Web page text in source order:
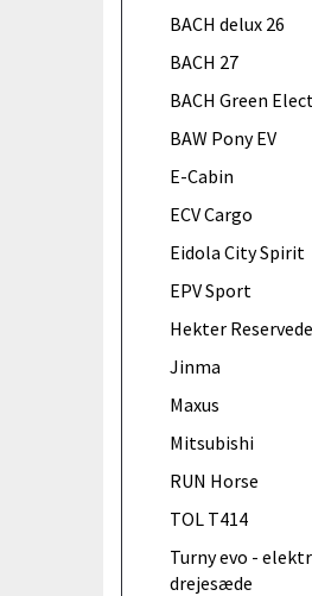
BACH delux 26
BACH 27
BACH Green
BAW Pony EV
E-Cabin
ECV Cargo
Eidola City Spirit
EPV Sport
Hekter
Jinma
Maxus
Mitsubishi
RUN Horse
TOL T414
Turny evo -
drejesæde